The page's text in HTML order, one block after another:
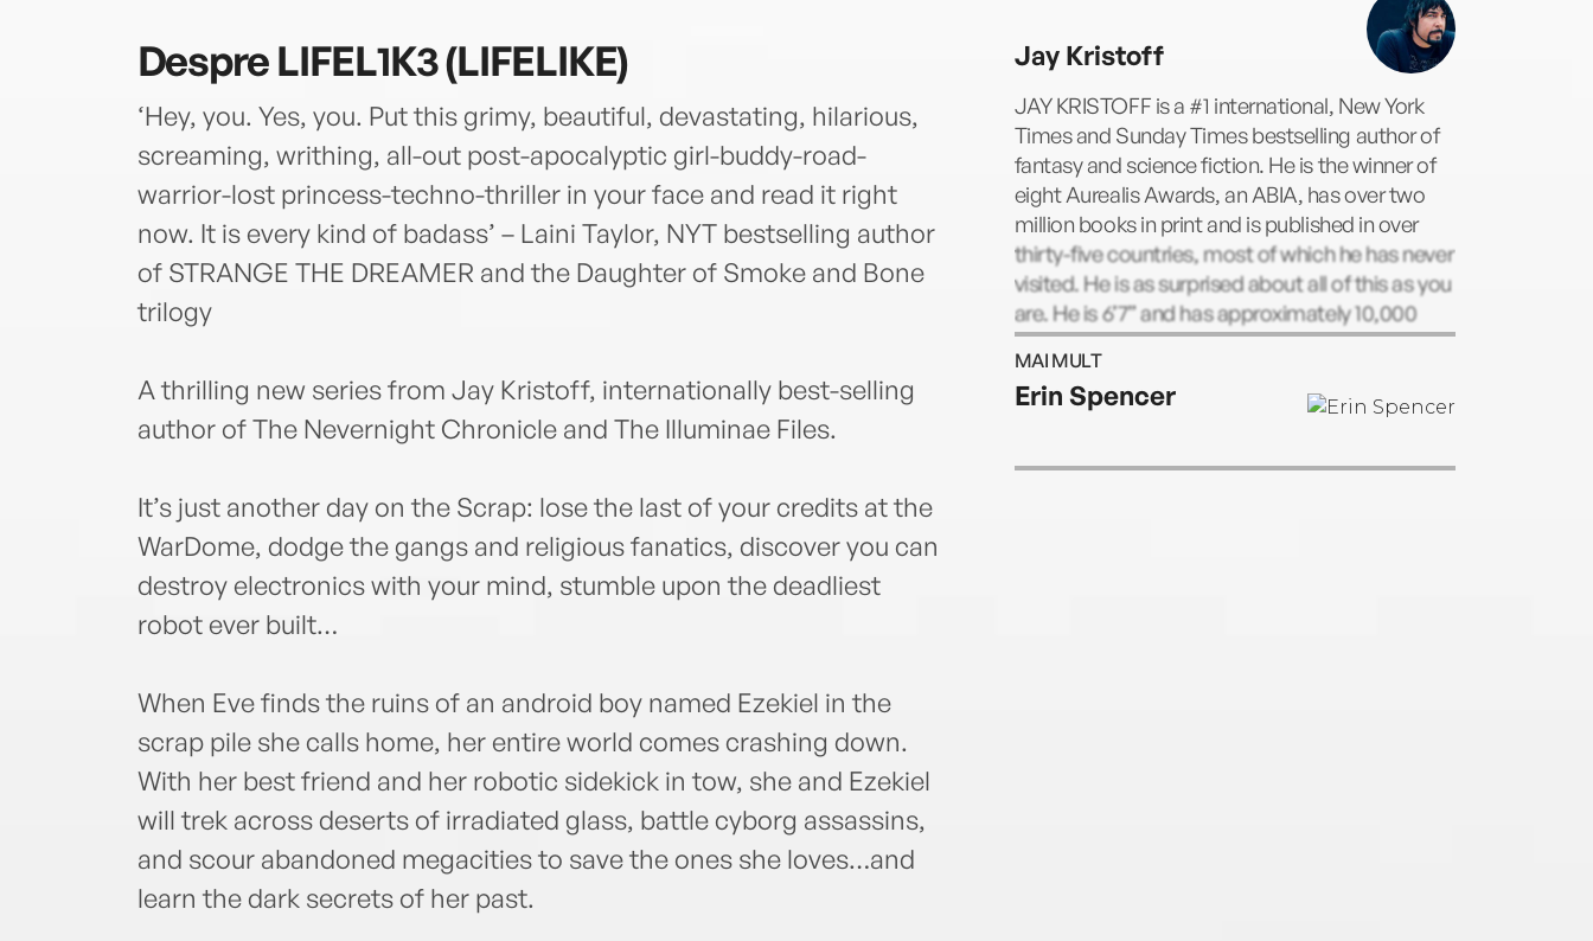
DespreLIFEL1K3 (LIFELIKE)
‘Hey, you. Yes, you. Put this grimy, beautiful, devastating, hilarious,
screaming, writhing, all-out post-apocalyptic girl-buddy-road-
warrior-lost princess-techno-thriller in your face and read it right
now. It is every kind of badass’ – Laini Taylor, NYT bestselling author
of STRANGE THE DREAMER and the Daughter of Smoke and Bone
trilogy
A thrilling new series from Jay Kristoff, internationally best-selling
author of The Nevernight Chronicle and The Illuminae Files.
It’s just another day on the Scrap: lose the last of your credits at the
WarDome, dodge the gangs and religious fanatics, discover you can
destroy electronics with your mind, stumble upon the deadliest
robot ever built…
When Eve finds the ruins of an android boy named Ezekiel in the
scrap pile she calls home, her entire world comes crashing down.
With her best friend and her robotic sidekick in tow, she and Ezekiel
will trek across deserts of irradiated glass, battle cyborg assassins,
and scour abandoned megacities to save the ones she loves…and
learn the dark secrets of her past.
Jay Kristoff
JAY KRISTOFF is a #1 international, New York
Times and Sunday Times bestselling author of
fantasy and science fiction. He is the winner of
eight Aurealis Awards, an ABIA, has over two
million books in print and is published in over
thirty-five countries, most of which he has never
visited. He is as surprised about all of this as you
are. He is 6’7” and has approximately 10,000
days to live. He does not believe in happy
endings.
MAI MULT
Erin Spencer